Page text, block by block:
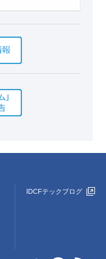
IDCFテックブログ